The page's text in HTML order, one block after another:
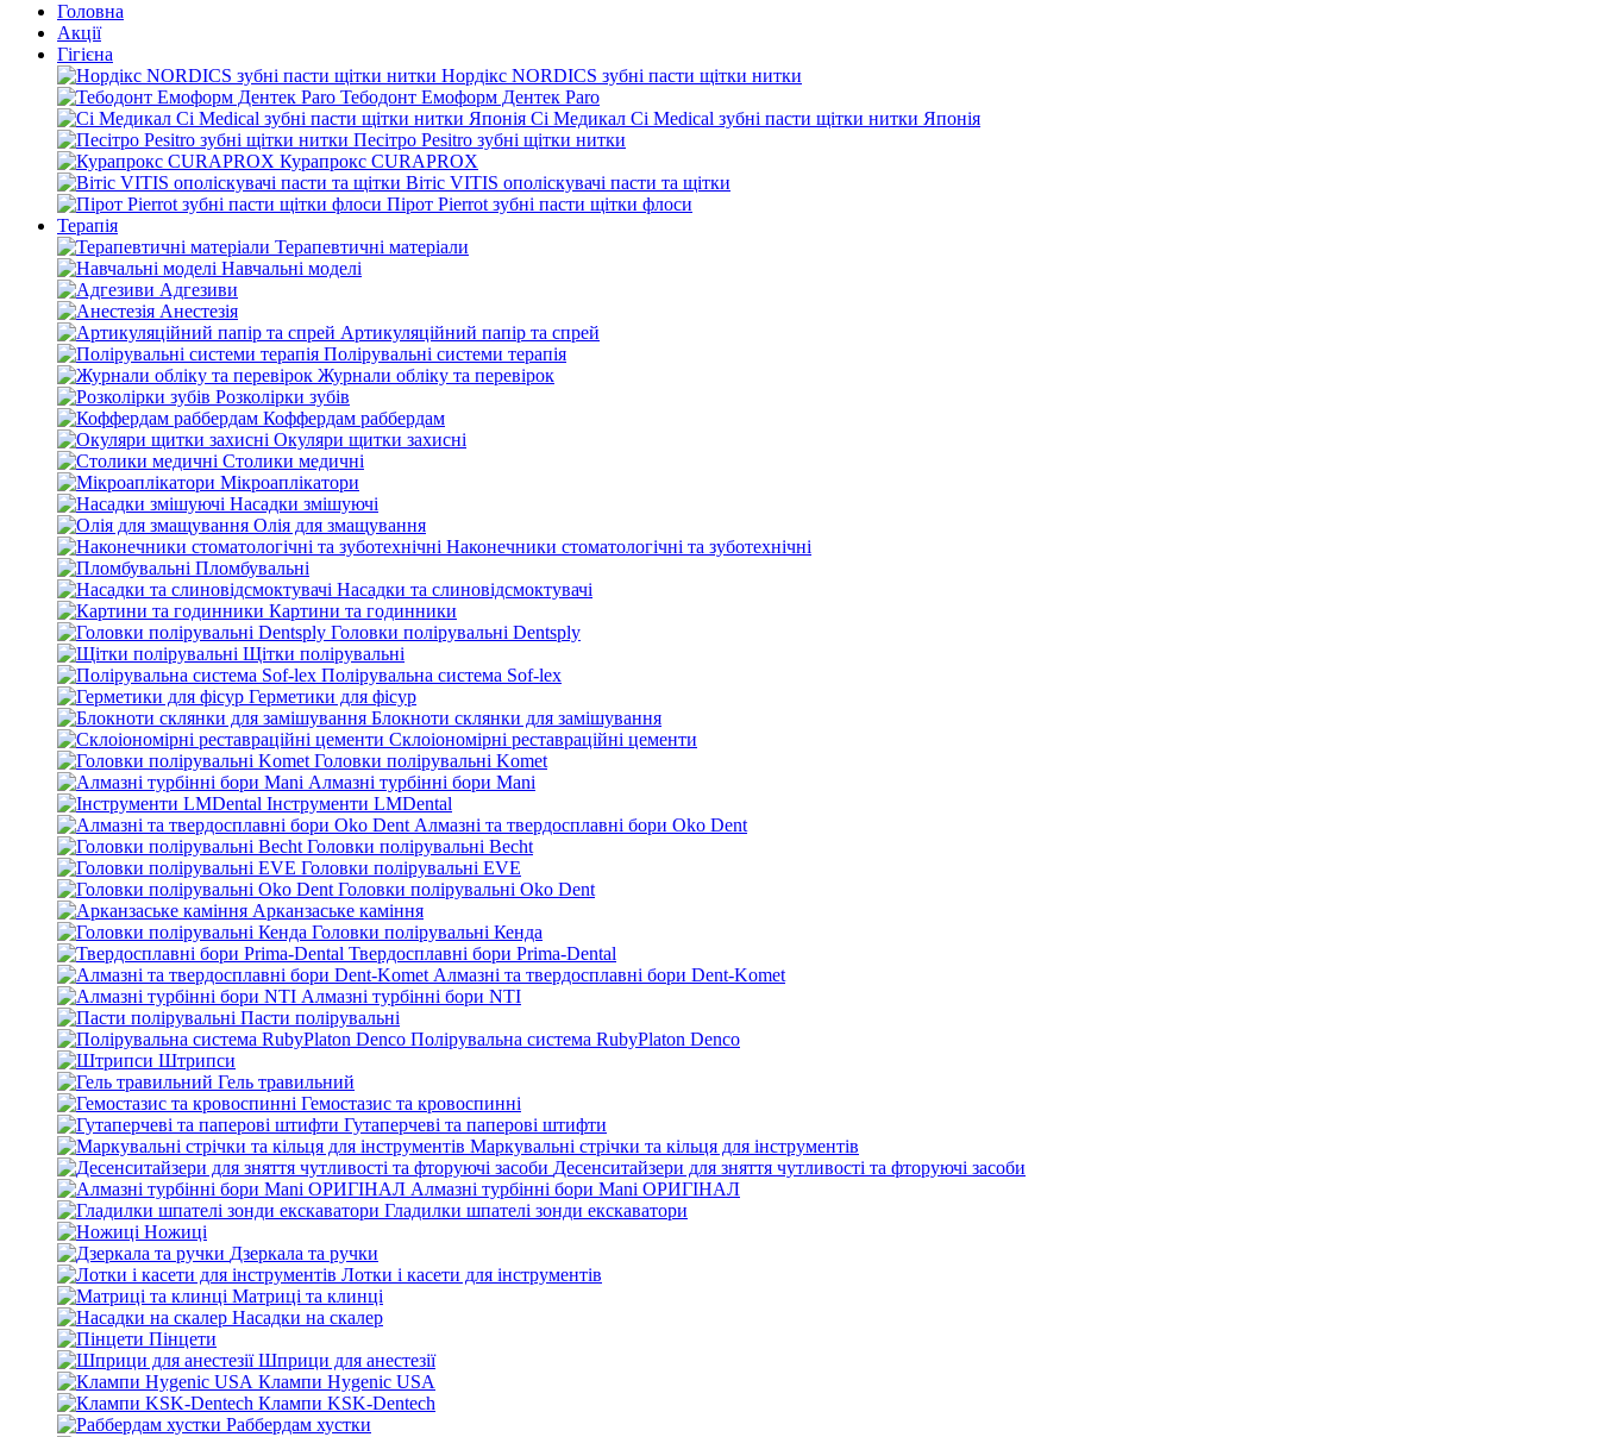
Головна
Акції
Гігієна
Нордікс NORDICS зубні пасти щітки нитки
Тебодонт Емоформ Дентек Paro
Сі Медикал Ci Medical зубні пасти щітки нитки Японія
Песітро Pesitro зубні щітки нитки
Курапрокс CURAPROX
Вітіс VITIS ополіскувачі пасти та щітки
Пірот Pierrot зубні пасти щітки флоси
Терапія
Терапевтичні матеріали
Навчальні моделі
Адгезиви
Анестезія
Артикуляційний папір та спрей
Полірувальні системи терапія
Журнали обліку та перевірок
Розколірки зубів
Коффердам раббердам
Окуляри щитки захисні
Столики медичні
Мікроаплікатори
Насадки змішуючі
Олія для змащування
Наконечники стоматологічні та зуботехнічні
Пломбувальні
Насадки та слиновідсмоктувачі
Картини та годинники
Головки полірувальні Dentsply
Щітки полірувальні
Полірувальна система Sof-lex
Герметики для фісур
Блокноти склянки для замішування
Склоіономірні реставраційні цементи
Головки полірувальні Komet
Алмазні турбінні бори Mani
Інструменти LMDental
Алмазні та твердосплавні бори Oko Dent
Головки полірувальні Becht
Головки полірувальні EVE
Головки полірувальні Oko Dent
Арканзаське каміння
Головки полірувальні Кенда
Твердосплавні бори Prima-Dental
Алмазні та твердосплавні бори Dent-Komet
Алмазні турбінні бори NTI
Пасти полірувальні
Полірувальна система RubyPlaton Denco
Штрипси
Гель травильний
Гемостазис та кровоспинні
Гутаперчеві та паперові штифти
Маркувальні стрічки та кільця для інструментів
Десенситайзери для зняття чутливості та фторуючі засоби
Алмазні турбінні бори Mani ОРИГІНАЛ
Гладилки шпателі зонди екскаватори
Ножиці
Дзеркала та ручки
Лотки і касети для інструментів
Матриці та клинці
Насадки на скалер
Пінцети
Шприци для анестезії
Клампи Hygenic USA
Клампи KSK-Dentech
Раббердам хустки